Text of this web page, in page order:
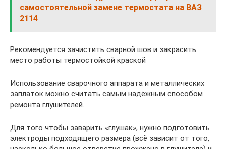
самостоятельной замене термостата на ВАЗ
2114
Рекомендуется зачистить сварной шов и закрасить
место работы термостойкой краской
Использование сварочного аппарата и металлических
заплаток можно считать самым надёжным способом
ремонта глушителей.
Для того чтобы заварить «глушак», нужно подготовить
электроды подходящего размера (всё зависит от того,